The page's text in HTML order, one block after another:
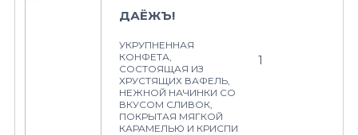
ДАЁЖЪ!
УКРУПНЕННАЯ
КОНФЕТА,
СОСТОЯЩАЯ ИЗ
ХРУСТЯЩИХ ВАФЕЛЬ,
НЕЖНОЙ НАЧИНКИ СО
ВКУСОМ СЛИВОК,
ПОКРЫТАЯ МЯГКОЙ
КАРАМЕЛЬЮ И КРИСПИ
1